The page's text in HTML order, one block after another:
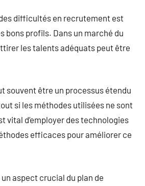
difficultés en recrutement est
bons profils. Dans un marché du
les talents adéquats peut être
souvent être un processus étendu
si les méthodes utilisées ne sont
vital d’employer des technologies
efficaces pour améliorer ce
aspect crucial du plan de